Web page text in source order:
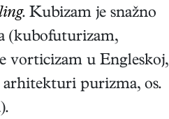
. Kubizam je snažno
(kubofuturizam,
vorticizam u Engleskoj,
purizma, os.